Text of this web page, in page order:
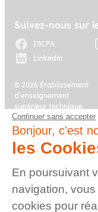
Suivez-nous sur
ISCPA
Linkedin
© 2026 Établissement
d’enseignement
supérieur technique
privé, Association à
but non lucratif –
Groupe IGENSIA
Education – Mise à jour
Charte des données
personnelles
Continuer sans accepter
Bonjour, c'est
les
En poursuivant
navigation, vous
cookies pour